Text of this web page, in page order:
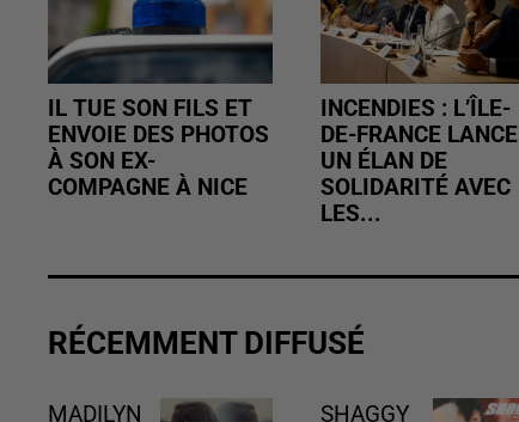
IL TUE SON FILS ET
ENVOIE DES PHOTOS
À SON EX-
COMPAGNE À NICE
INCENDIES : L’ÎLE-
DE-FRANCE LANCE
UN ÉLAN DE
SOLIDARITÉ AVEC
LES...
RÉCEMMENT DIFFUSÉ
MADILYN
SHAGGY